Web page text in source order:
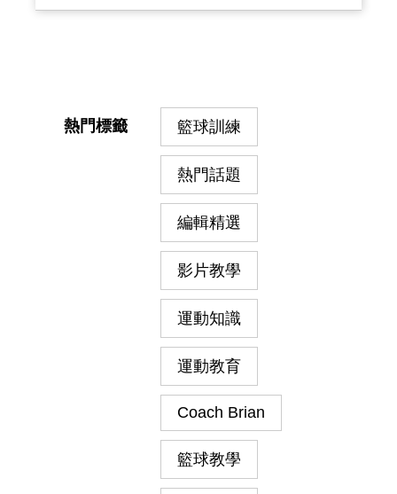
練師的觀點而在從旁觀摩的過程當中，更
幫助每位運動員能夠實現更多，成
熱門標籤 籃球訓練
熱門話題
編輯精選
影片教學
運動知識
運動教育
Coach Brian
籃球教學